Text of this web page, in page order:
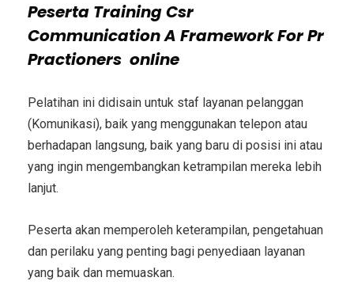
Peserta Training Csr
Communication A Framework For Pr
Practioners online
Pelatihan ini didisain untuk staf layanan pelanggan
(Komunikasi), baik yang menggunakan telepon atau
berhadapan langsung, baik yang baru di posisi ini atau
yang ingin mengembangkan ketrampilan mereka lebih
lanjut.
Peserta akan memperoleh keterampilan, pengetahuan
dan perilaku yang penting bagi penyediaan layanan
yang baik dan memuaskan.